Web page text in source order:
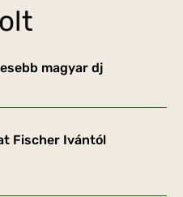
magyar dj
Fischer Ivántól